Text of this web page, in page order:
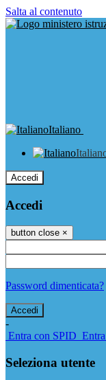
Salta al contenuto
Italiano
Accedi
Accedi
button close ×
Password dimenticata?
-
Entra con SPID
Seleziona utente